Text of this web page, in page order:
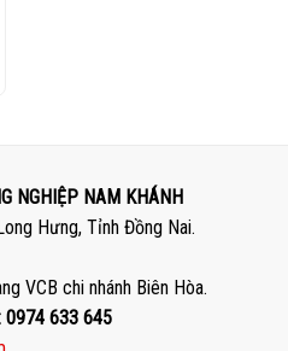
NGHIỆP NAM KHÁNH
Hưng, Tỉnh Đồng Nai.
VCB chi nhánh Biên Hòa.
0974 633 645